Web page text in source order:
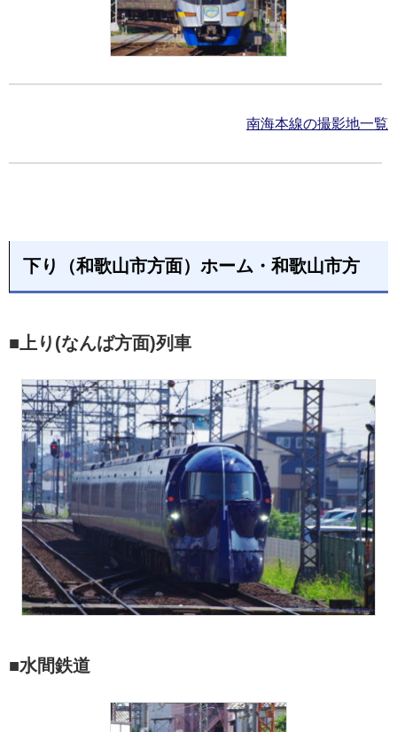
南海本線の撮影地一覧
下り（和歌山市方面）ホーム・和歌山市方
■上り(なんば方面)列車
■水間鉄道